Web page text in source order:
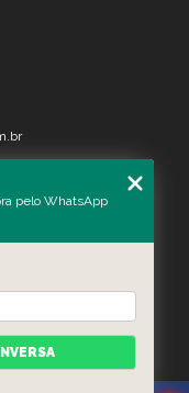
pelo WhatsApp